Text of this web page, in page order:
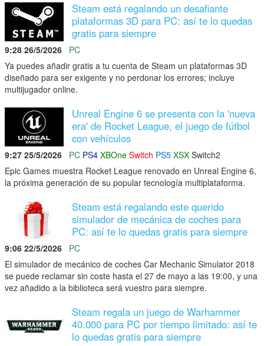
Steam está regalando un desafiante
plataformas 3D para PC: así te lo quedas
gratis para siempre
9:28 26/5/2026
PC
Ya puedes añadir gratis a tu cuenta de Steam un plataformas 3D
diseñado para ser exigente y no perdonar los errores; incluye
multijugador online.
Unreal Engine 6 se presenta con la 'nueva
era' de Rocket League, el juego de fútbol
con vehículos
9:27 25/5/2026 PC PS4 XBOne Switch PS5 XSX Switch2
Epic Games muestra Rocket League renovado en Unreal Engine 6,
la próxima generación de su popular tecnología multiplataforma.
Steam está regalando este querido
simulador de mecánica de coches para
PC: así te lo quedas gratis para siempre
9:06 22/5/2026
PC
El simulador de mecánico de coches Car Mechanic Simulator 2018
se puede reclamar sin coste hasta el 27 de mayo a las 19:00, y una
vez añadido a la biblioteca será vuestro para siempre.
Steam regala un juego de Warhammer
40.000 para PC por tiempo limitado: así te
lo quedas gratis para siempre